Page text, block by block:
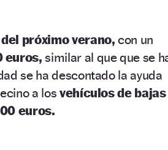
del próximo verano, con un
euros, similar al que que se
se ha descontado la ayuda
a los vehículos de bajas
euros.